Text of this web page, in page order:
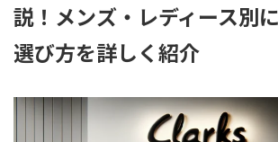
説！メンズ・レディース別
選び方を詳しく紹介